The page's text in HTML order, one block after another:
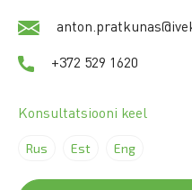
+372 529 1620
Konsultatsiooni keel
Rus Est Eng